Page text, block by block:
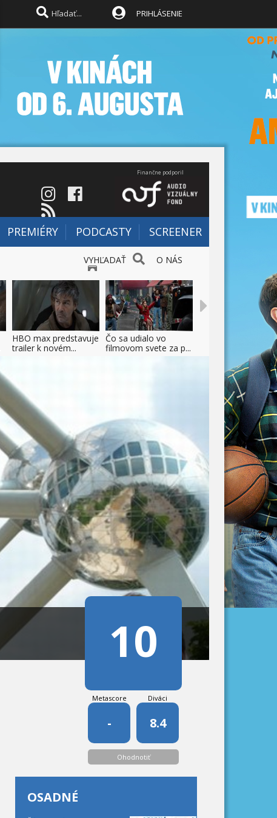
PRIHLÁSENIE
Finančne podporil
PREMIÉRY PODCASTY SCREENER
VYHĽADAŤ O NÁS
HBO max predstavuje
trailer k novém...
Čo sa udialo vo
filmovom svete za p...
10
Metascore
-
Diváci
8.4
Ohodnotiť
OSADNÉ